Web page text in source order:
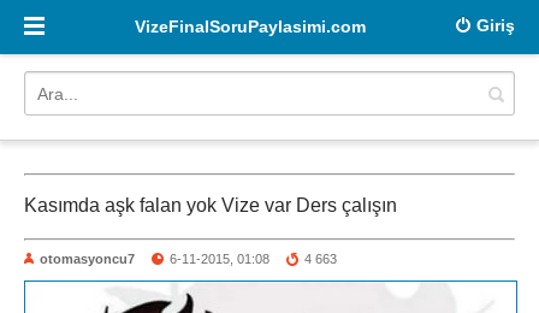
Giriş
VizeFinalSoruPaylasimi.com
Kasımda aşk falan yok Vize var Ders çalışın
otomasyoncu7 6-11-2015, 01:08 4 663